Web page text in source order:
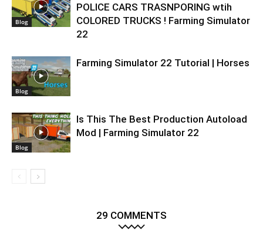
Blog
POLICE CARS TRASNPORING wtih
COLORED TRUCKS ! Farming Simulator
22
Blog
Farming Simulator 22 Tutorial | Horses
Blog
Is This The Best Production Autoload
Mod | Farming Simulator 22
29 COMMENTS